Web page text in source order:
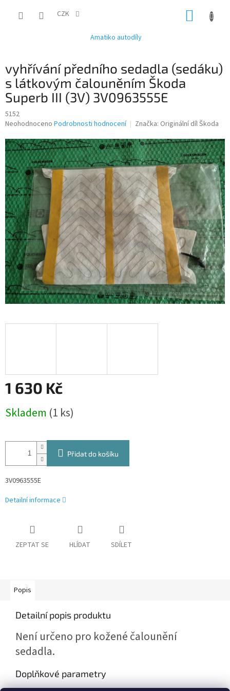
CZK
Amatiko autodíly
vyhřívání předního sedadla (sedáku)
s látkovým čalouněním Škoda
Superb III (3V) 3V0963555E
5152
Průměrné
produktu
je
0,0
z
5
hvězdiček.
Neohodnoceno Podrobnosti hodnocení Značka: Originální díl Škoda
1 630 Kč
cena:
Skladem (1 ks)
Přidat do košíku
3V0963555E
Detailní informace
ZEPTAT SE HLÍDAT SDÍLET
Popis
Detailní popis produktu
Není určeno pro kožené čalounění
sedadla.
Doplňkové parametry